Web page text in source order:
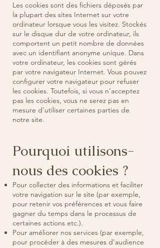
Les cookies sont des fichiers déposés par
la plupart des sites Internet sur votre
ordinateur lorsque vous les visitez. Stockés
sur le disque dur de votre ordinateur, ils
comportent un petit nombre de données
avec un identifiant anonyme unique. Dans
votre ordinateur, les cookies sont gérés
par votre navigateur Internet. Vous pouvez
configurer votre navigateur pour refuser
les cookies. Toutefois, si vous n’acceptez
pas les cookies, vous ne serez pas en
mesure d’utiliser certaines parties de
notre site.
Pourquoi utilisons-
nous des cookies ?
Pour collecter des informations et faciliter
votre navigation sur le site (par exemple,
pour retenir vos préférences et vous faire
gagner du temps dans le processus de
certaines actions etc.).
Pour améliorer nos services (par exemple,
pour procéder à des mesures d’audience